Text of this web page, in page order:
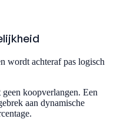
wordt achteraf pas logisch
koopverlangen. Een
aan dynamische